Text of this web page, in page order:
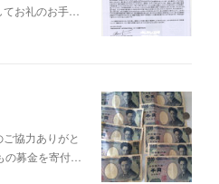
お礼のお手…
協力ありがと
募金を寄付…